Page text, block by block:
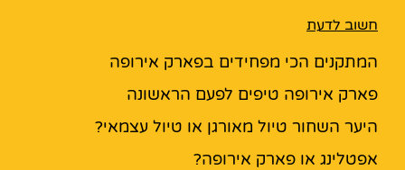
חשוב לדעת
המתקנים הכי מפחידים בפארק אירופה
פארק אירופה טיפים לפעם הראשונה
היער השחור טיול מאורגן או טיול עצמאי?
אפטלינג או פארק אירופה?